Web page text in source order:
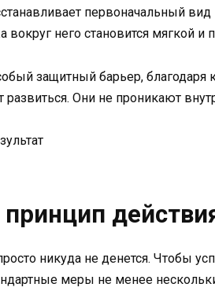
первоначальный
него становится мягкой и
защитный барьер,
развиться. Они не проникают
никуда не денется. Чтобы
меры не менее